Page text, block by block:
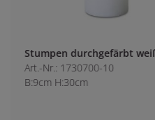
Stumpen durchgefärbt weiß
Art.-Nr.: 1730700-10
B:9cm H:30cm